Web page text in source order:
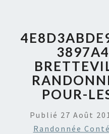
POUR-
Publié 27 Août
Randonnée